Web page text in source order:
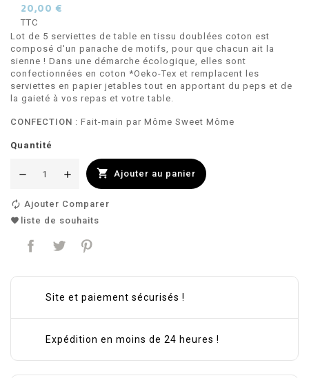
20,00 €
TTC
Lot de 5 serviettes de table en tissu doublées coton est
composé d'un panache de motifs, pour que chacun ait la
sienne ! Dans une démarche écologique, elles sont
confectionnées en coton *Oeko-Tex et remplacent les
serviettes en papier jetables tout en apportant du peps et de
la gaieté à vos repas et votre table.
CONFECTION : Fait-main par Môme Sweet Môme
Quantité
 Ajouter au panier
Ajouter Comparer
liste de souhaits
Site et paiement sécurisés !
Expédition en moins de 24 heures !